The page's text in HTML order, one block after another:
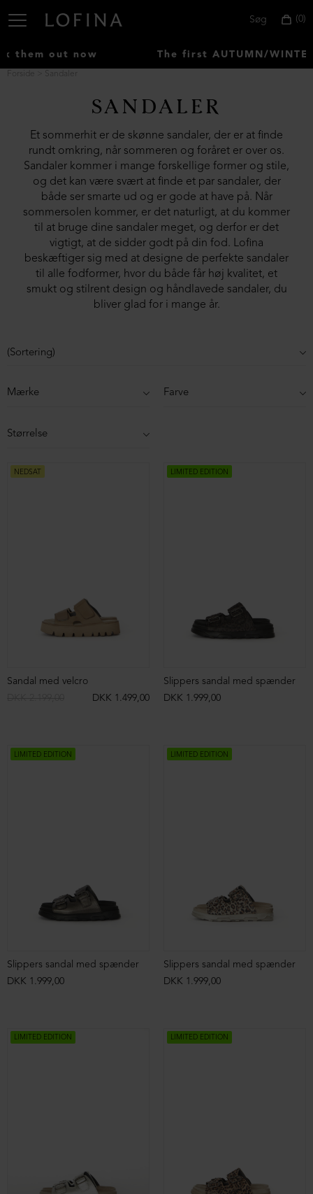
Denmark
0
Søg
out now The first AUTUMN/WINTER
Forside Sandaler
SANDALER
Et sommerhit er de skønne sandaler, der er at finde
rundt omkring, når sommeren og foråret er over os.
Sandaler kommer i mange forskellige former og stile,
og det kan være svært at finde et par sandaler, der
både ser smarte ud og er gode at have på. Når
sommersolen kommer, er det naturligt, at du kommer
til at bruge dine sandaler meget, og derfor er det
vigtigt, at de sidder godt på din fod. Lofina
beskæftiger sig med at designe de perfekte sandaler
til alle fodformer, hvor du både får høj kvalitet, et
smukt og stilrent design og håndlavede sandaler, du
bliver glad for i mange år.
Mærke Farve
Størrelse
NEDSAT
Sandal med velcro
DKK 1.499,00
LIMITED EDITION
Slippers sandal med spænder
DKK 1.999,00
LIMITED EDITION
Slippers sandal med spænder
DKK 1.999,00
LIMITED EDITION
Slippers sandal med spænder
DKK 1.999,00
LIMITED EDITION LIMITED EDITION